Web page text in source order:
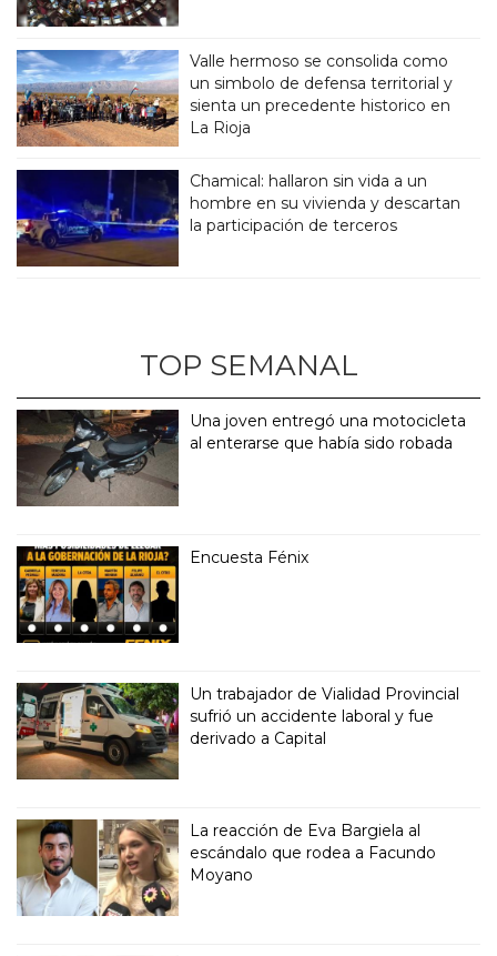
Valle hermoso se consolida como
un simbolo de defensa territorial y
sienta un precedente historico en
La Rioja
Chamical: hallaron sin vida a un
hombre en su vivienda y descartan
la participación de terceros
TOP SEMANAL
Una joven entregó una motocicleta
al enterarse que había sido robada
Encuesta Fénix
Un trabajador de Vialidad Provincial
sufrió un accidente laboral y fue
derivado a Capital
La reacción de Eva Bargiela al
escándalo que rodea a Facundo
Moyano